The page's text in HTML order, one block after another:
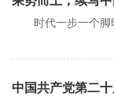
时代一步一个脚印
中国共产党第二